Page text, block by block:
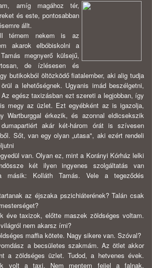
amíg magához tér,
és este, pontosabban
állt.
térnem nekem is az
akarok elbóbiskolni a
megnyerő külsejű,
de ízlésesen és
butikokból öltözködő fiatalember, aki alig tudja
a lehetőségnek. Ugyanis imád beszélgetni,
egész taxizásban ezt szereti a legjobban, így
megy az üzlet. Ezt egyébként az is igazolja,
Wartburggal érkezik, és azonnal eldicsekszik
akár két-három órát is szívesen
Sőt, van egy olyan „utasa", aki ezért rendeli
van. Olyan ez, mint a Korányi Kórház lelki
két ilyen ingyenes szolgáltatás van
másik: Kolláth Tamás. Vele a tegeződés
az éjszaka pszichiáterének? Talán csak
éve taxizok, előtte maszek zöldséges voltam.
nem akarsz írni?
maffia kötete. Nagy sikere van. Szóval?
a becsületes szakmám. Az ötlet akkor
a zöldséges üzlet. Tudod, a hetvenes évek.
volt a taxi. Nem mentem fejjel a falnak,